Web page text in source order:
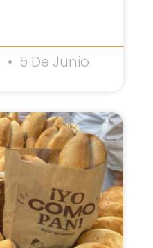
5 De Junio